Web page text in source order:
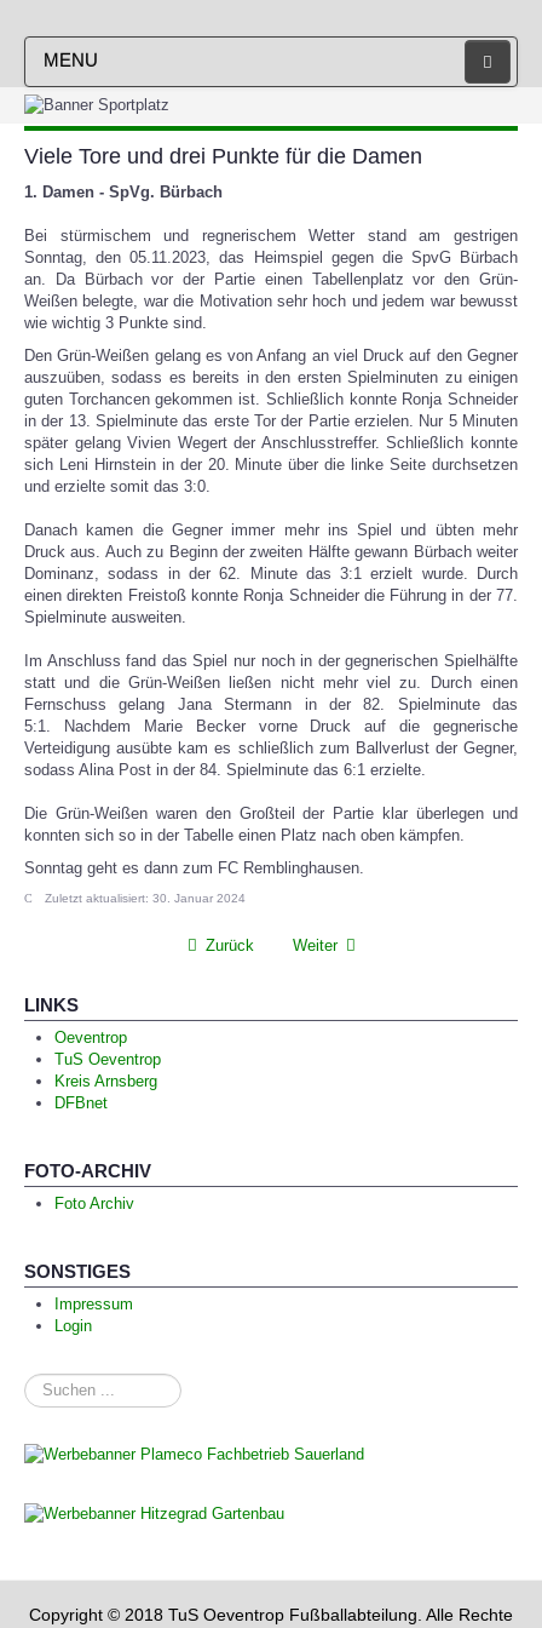
MENU
STARTSEITE
VEREIN
DAMEN
JUGEND
TRAINING
SPIELPLAN
SPORTHEIM
Viele Tore und drei Punkte für die Damen
1. Damen - SpVg. Bürbach
Bei stürmischem und regnerischem Wetter stand am gestrigen
Sonntag, den 05.11.2023, das Heimspiel gegen die SpvG Bürbach
an. Da Bürbach vor der Partie einen Tabellenplatz vor den Grün-
Weißen belegte, war die Motivation sehr hoch und jedem war bewusst
wie wichtig 3 Punkte sind.
Den Grün-Weißen gelang es von Anfang an viel Druck auf den Gegner
auszuüben, sodass es bereits in den ersten Spielminuten zu einigen
guten Torchancen gekommen ist. Schließlich konnte Ronja Schneider
in der 13. Spielminute das erste Tor der Partie erzielen. Nur 5 Minuten
später gelang Vivien Wegert der Anschlusstreffer. Schließlich konnte
sich Leni Hirnstein in der 20. Minute über die linke Seite durchsetzen
und erzielte somit das 3:0.
Danach kamen die Gegner immer mehr ins Spiel und übten mehr
Druck aus. Auch zu Beginn der zweiten Hälfte gewann Bürbach weiter
Dominanz, sodass in der 62. Minute das 3:1 erzielt wurde. Durch
einen direkten Freistoß konnte Ronja Schneider die Führung in der 77.
Spielminute ausweiten.
Im Anschluss fand das Spiel nur noch in der gegnerischen Spielhälfte
statt und die Grün-Weißen ließen nicht mehr viel zu. Durch einen
Fernschuss gelang Jana Stermann in der 82. Spielminute das
5:1. Nachdem Marie Becker vorne Druck auf die gegnerische
Verteidigung ausübte kam es schließlich zum Ballverlust der Gegner,
sodass Alina Post in der 84. Spielminute das 6:1 erzielte.
Die Grün-Weißen waren den Großteil der Partie klar überlegen und
konnten sich so in der Tabelle einen Platz nach oben kämpfen.
Sonntag geht es dann zum FC Remblinghausen.
Zuletzt aktualisiert: 30. Januar 2024
Zurück Weiter
LINKS
Oeventrop
TuS Oeventrop
Kreis Arnsberg
DFBnet
FOTO-ARCHIV
Foto Archiv
SONSTIGES
Impressum
Login
Suchen
...
Copyright © 2018 TuS Oeventrop Fußballabteilung. Alle Rechte